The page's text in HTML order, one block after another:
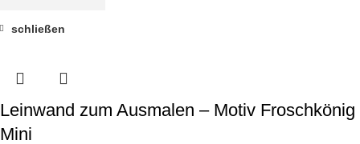
schließen
Leinwand zum Ausmalen – Motiv Froschkönig
Mini